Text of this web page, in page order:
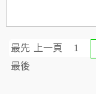
最先 上一頁 1
最後